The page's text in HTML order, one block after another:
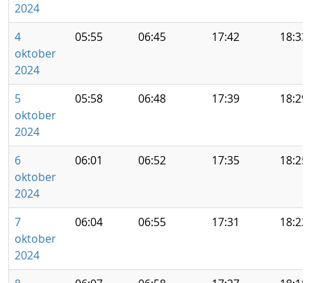
2024
4
oktober
2024
05:55 06:45 17:42 18:33
5
oktober
2024
05:58 06:48 17:39 18:29
6
oktober
2024
06:01 06:52 17:35 18:25
7
oktober
2024
06:04 06:55 17:31 18:22